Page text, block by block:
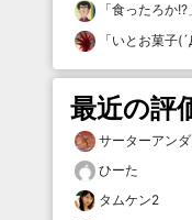
「食ったろか!?
「いとお菓子
最近の評
サーターアン
ひーた
タムケン2